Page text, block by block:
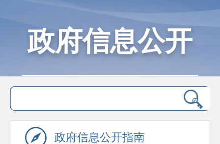
政府信息公开
政府信息公开指南